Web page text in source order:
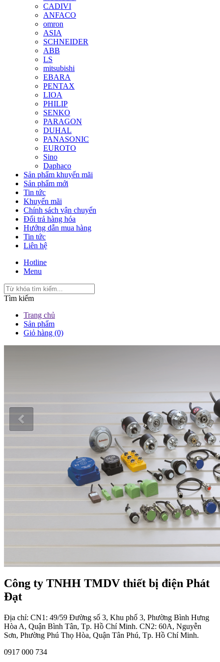
CADIVI
ANFACO
omron
ASIA
SCHNEIDER
ABB
LS
mitsubishi
EBARA
PENTAX
LIOA
PHILIP
SENKO
PARAGON
DUHAL
PANASONIC
EUROTO
Sino
Daphaco
Sản phẩm khuyến mãi
Sản phẩm mới
Tin tức
Khuyến mãi
Chính sách vận chuyển
Đổi trả hàng hóa
Hướng dẫn mua hàng
Tin tức
Liên hệ
Hotline
Menu
Tìm kiếm
Trang chủ
Sản phẩm
Giỏ hàng (0)
Công ty TNHH TMDV thiết bị điện Phát
Đạt
Địa chỉ: CN1: 49/59 Đường số 3, Khu phố 3, Phường Bình Hưng
Hòa A, Quận Bình Tân, Tp. Hồ Chí Minh. CN2: 60A, Nguyễn
Sơn, Phường Phú Thọ Hòa, Quận Tân Phú, Tp. Hồ Chí Minh.
0917 000 734